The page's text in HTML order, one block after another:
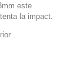
este
la impact.
.